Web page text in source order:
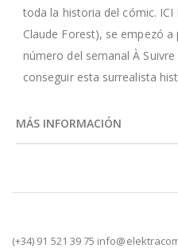
toda la historia del cómic. ICI
Claude Forest), se empezó
número del semanal À
conseguir esta surrealista
MÁS INFORMACIÓN
(+34) 91 521 39 75